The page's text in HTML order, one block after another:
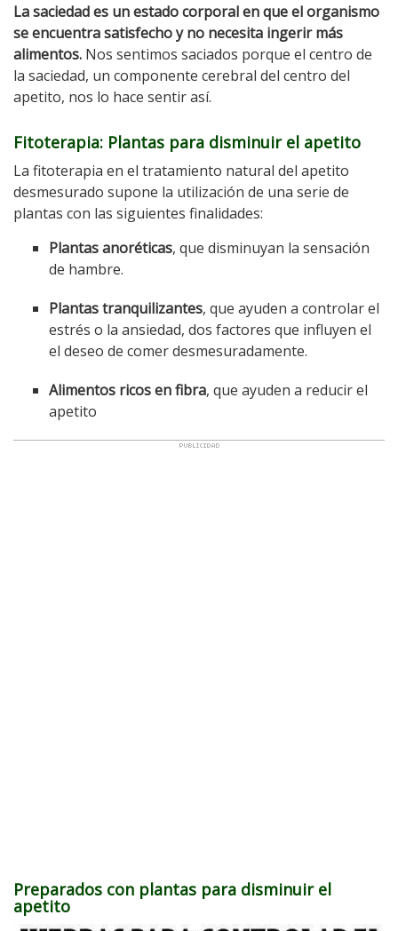
La saciedad es un estado corporal en que el organismo
se encuentra satisfecho y no necesita ingerir más
alimentos. Nos sentimos saciados porque el centro de
la saciedad, un componente cerebral del centro del
apetito, nos lo hace sentir así.
Fitoterapia: Plantas para disminuir el apetito
La fitoterapia en el tratamiento natural del apetito
desmesurado supone la utilización de una serie de
plantas con las siguientes finalidades:
Plantas anoréticas, que disminuyan la sensación
de hambre.
Plantas tranquilizantes, que ayuden a controlar el
estrés o la ansiedad, dos factores que influyen el
el deseo de comer desmesuradamente.
Alimentos ricos en fibra, que ayuden a reducir el
apetito
Preparados con plantas para disminuir el
apetito